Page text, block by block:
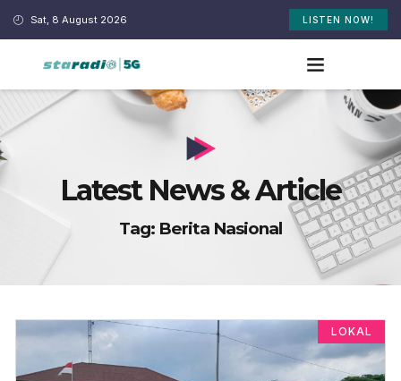
Sat, 8 August 2026 LISTEN NOW!
Latest News & Article
Tag: Berita Nasional
LOKAL